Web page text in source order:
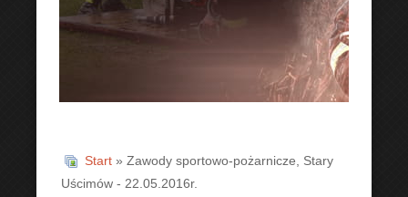
Start » Zawody sportowo-pożarnicze, Stary
Uścimów - 22.05.2016r.